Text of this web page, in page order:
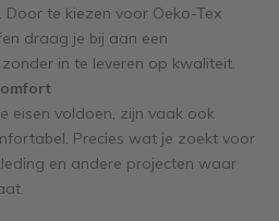
Door te kiezen voor Oeko-Tex
draag je bij aan een
in te leveren op kwaliteit.
eisen voldoen, zijn vaak ook
Precies wat je zoekt voor
en andere projecten waar